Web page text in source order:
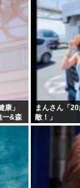
康」
一&森
まんさん「
敵！」